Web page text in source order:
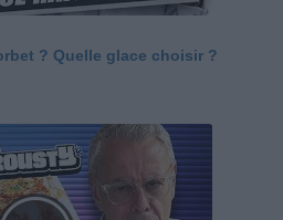
? Quelle glace choisir ?